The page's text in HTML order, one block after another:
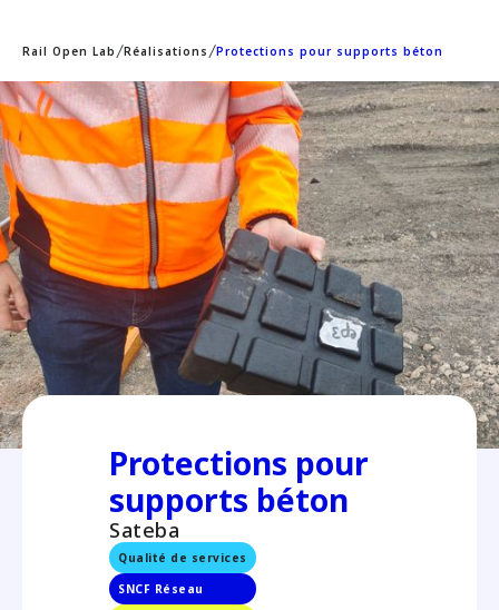
Rail Open Lab Réalisations Protections pour supports béton
Protections pour
supports béton
Sateba
Qualité de services
SNCF Réseau